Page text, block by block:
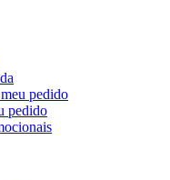
pedido
pedido